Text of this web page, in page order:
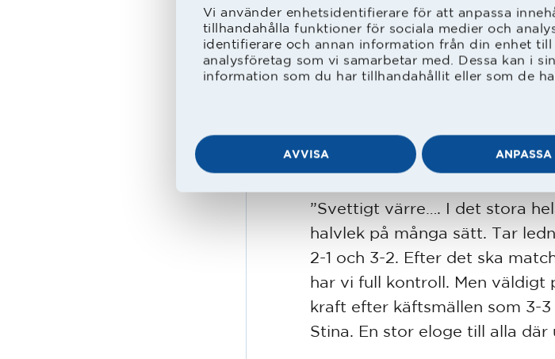
Vi använder enhetsidentifierare för att anpassa
tillhandahålla funktioner för sociala medier och
identifierare och annan information från din enhet
analysföretag som vi samarbetar med. Dessa kan i
information som du har tillhandahållit eller som de
AVVISA ANPASSA
Jönsson loss och skapade en
och i straffområdet fick
avslut som tog på handen på
pekade på straffpunkten.
Duphorn först framme och
efter blåste domaren av
”Svettigt värre…. I det stora
halvlek på många sätt. Tar
2-1 och 3-2. Efter det ska
har vi full kontroll. Men
kraft efter käftsmällen som 3-
Stina. En stor eloge till alla där